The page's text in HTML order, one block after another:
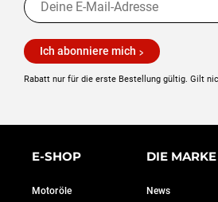
Ich abonniere mich
Rabatt nur für die erste Bestellung gültig. Gilt
E-SHOP
Motoröle
DIE MARKE
News